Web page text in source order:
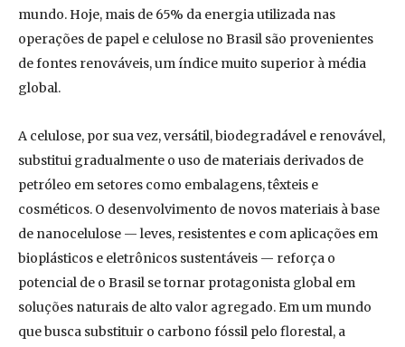
mundo. Hoje, mais de 65% da energia utilizada nas
operações de papel e celulose no Brasil são provenientes
de fontes renováveis, um índice muito superior à média
global.
A celulose, por sua vez, versátil, biodegradável e renovável,
substitui gradualmente o uso de materiais derivados de
petróleo em setores como embalagens, têxteis e
cosméticos. O desenvolvimento de novos materiais à base
de nanocelulose — leves, resistentes e com aplicações em
bioplásticos e eletrônicos sustentáveis — reforça o
potencial de o Brasil se tornar protagonista global em
soluções naturais de alto valor agregado. Em um mundo
que busca substituir o carbono fóssil pelo florestal, a